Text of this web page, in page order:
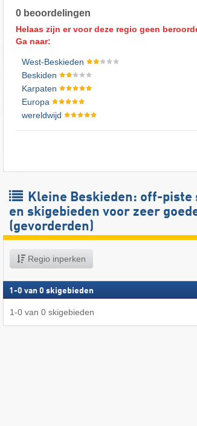
0 beoordelingen
Helaas zijn er voor deze regio geen
Ga naar:
West-Beskieden
Beskiden
Karpaten
Europa
wereldwijd
Kleine Beskieden: off-piste
en skigebieden voor zeer
(gevorderden)
Regio inperken
1 -0 van 0 skigebieden
1-0 van 0 skigebieden